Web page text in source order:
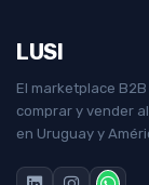
LUSI
El marketplace
comprar y vender
en Uruguay y